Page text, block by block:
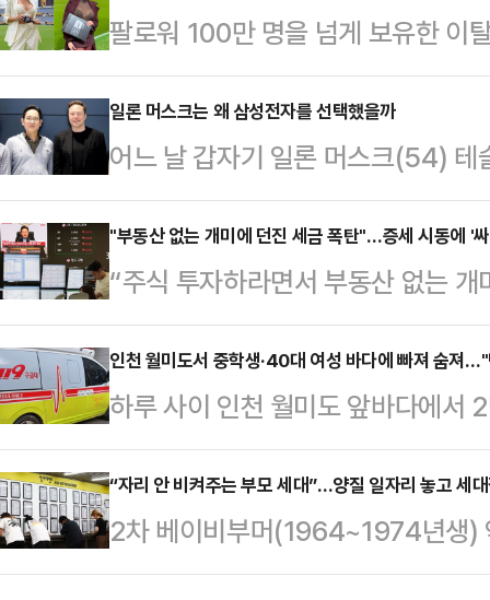
팔로워 100만 명을 넘게 보유한 이
나의 과한 노출 의상이 화제의 중
에 따르면 엘레오노라 인카르도나
스타디움에서 열린 PSG와 바이에
착용했다.공개된 사진에 따르면 인
트와 브라톱 차림(사진 왼쪽)으로
셜미디어(SNS)에 공유돼 화제를
태의 상의 차림은 과하…
일론 머스크는 왜 삼성전자를 선택했을까
어느 날 갑자기 일론 머스크(54)
원투수로 등장했다. 트럼프와 사이
해 같은 기간보다 12% 감소하자 1
아닌가. 그렇게 정치판에서 현장경
큰 선물을 던져 주었다.7월 31일
은 참담했다. 종합 반도체를 담당
메모리 반도체 위주인 SK하이닉
중에서도 …
"부동산 없는 개미에 던진 세금 폭탄"…증세 시동에
“주식 투자하라면서 부동산 없는
산에서 주식시장으로 머니무브(자
야 하지 않나”세제 원복과 증세에
게 만들고 있다. 무엇보다 국내 증
이재명 대통령이 약속한 증시 부양
행하고 있다는 지적이다.기획재정
‘2025년 세제 개편안’을 확정했
법인세율 인상 ▲증권거래…
인천 월미도서 중학생·40대 여성 바다에 빠져 숨져
하루 사이 인천 월미도 앞바다에서
부 등에 따르면 지난달 30일 오후
"중학생 A군이 물에 빠졌다"는 신
소방 당국과 해경은 심정지 상태인
병원으로 옮겨졌으나 숨졌다.해경
“자리 안 비켜주는 부모 세대”…양질 일자리 놓고 세
2차 베이비부머(1964~1974년생)
에 진입하면서 노동시장의 세대 구